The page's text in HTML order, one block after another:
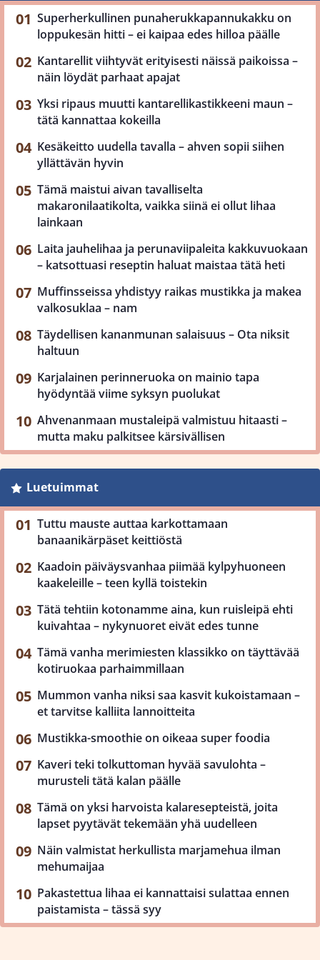
Superherkullinen punaherukkapannukakku on
loppukesän hitti – ei kaipaa edes hilloa päälle
Kantarellit viihtyvät erityisesti näissä paikoissa –
näin löydät parhaat apajat
Yksi ripaus muutti kantarellikastikkeeni maun –
tätä kannattaa kokeilla
Kesäkeitto uudella tavalla – ahven sopii siihen
yllättävän hyvin
Tämä maistui aivan tavalliselta
makaronilaatikolta, vaikka siinä ei ollut lihaa
lainkaan
Laita jauhelihaa ja perunaviipaleita kakkuvuokaan
– katsottuasi reseptin haluat maistaa tätä heti
Muffinsseissa yhdistyy raikas mustikka ja makea
valkosuklaa – nam
Täydellisen kananmunan salaisuus – Ota niksit
haltuun
Karjalainen perinneruoka on mainio tapa
hyödyntää viime syksyn puolukat
Ahvenanmaan mustaleipä valmistuu hitaasti –
mutta maku palkitsee kärsivällisen
Luetuimmat
Tuttu mauste auttaa karkottamaan
banaanikärpäset keittiöstä
Kaadoin päiväysvanhaa piimää kylpyhuoneen
kaakeleille – teen kyllä toistekin
Tätä tehtiin kotonamme aina, kun ruisleipä ehti
kuivahtaa – nykynuoret eivät edes tunne
Tämä vanha merimiesten klassikko on täyttävää
kotiruokaa parhaimmillaan
Mummon vanha niksi saa kasvit kukoistamaan –
et tarvitse kalliita lannoitteita
Mustikka-smoothie on oikeaa super foodia
Kaveri teki tolkuttoman hyvää savulohta –
murusteli tätä kalan päälle
Tämä on yksi harvoista kalaresepteistä, joita
lapset pyytävät tekemään yhä uudelleen
Näin valmistat herkullista marjamehua ilman
mehumaijaa
Pakastettua lihaa ei kannattaisi sulattaa ennen
paistamista – tässä syy